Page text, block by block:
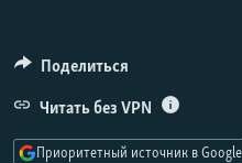
ПОДПИШИТЕСЬ НА
СОЦИАЛЬНЫЕ СЕТИ
Поделиться
Читать без VPN
Приоритетный источник в Google